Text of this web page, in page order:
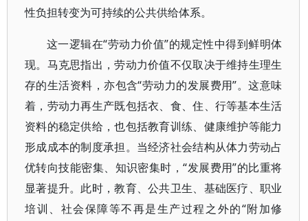
性负担转变为可持续的公共供给体系。
这一逻辑在“劳动力价值”的规定性中得到鲜明体
现。马克思指出，劳动力价值不仅取决于维持生理生
存的生活资料，亦包含“劳动力的发展费用”。这意味
着，劳动力再生产既包括衣、食、住、行等基本生活
资料的稳定供给，也包括教育训练、健康维护等能力
形成成本的制度承担。当经济社会结构从体力劳动占
优转向技能密集、知识密集时，“发展费用”的比重将
显著提升。此时，教育、公共卫生、基础医疗、职业
培训、社会保障等不再是生产过程之外的“附加修